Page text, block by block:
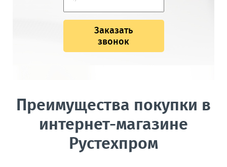
Заказать
звонок
Преимущества покупки в
интернет-магазине
Рустехпром